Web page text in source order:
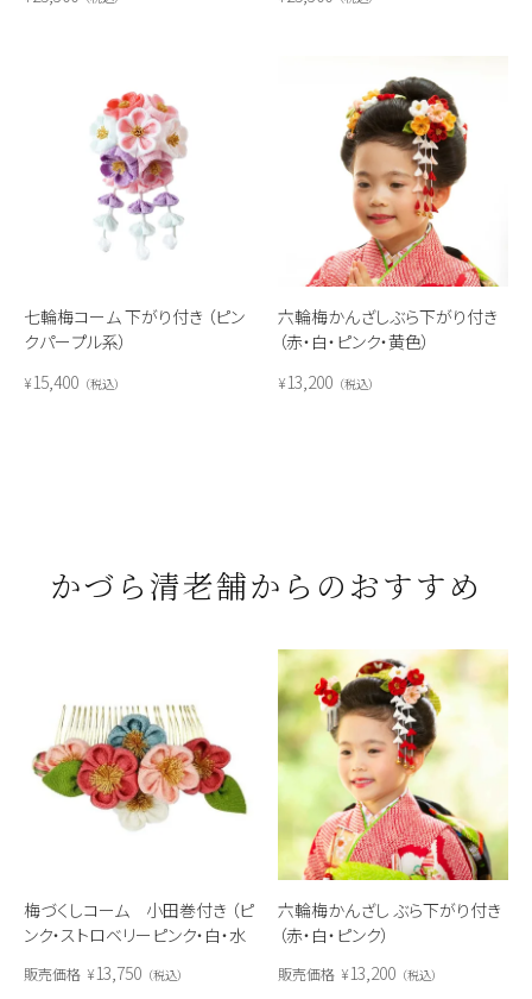
七輪梅コーム 下がり付き （ピン
クパープル系）
¥15,400 税込
六輪梅かんざしぶら下がり付き
（赤・白・ピンク・黄色）
¥13,200 税込
かづら清老舗からのおすすめ
梅づくしコーム 小田巻付き （ピ
ンク・ストロベリーピンク・白・水
販売価格 ¥13,750 税込
六輪梅かんざし ぶら下がり付き
（赤・白・ピンク）
販売価格 ¥13,200 税込